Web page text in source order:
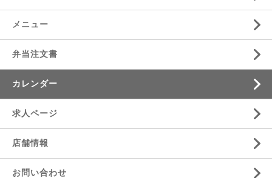
メニュー
弁当注文書
カレンダー
求人ページ
店舗情報
お問い合わせ